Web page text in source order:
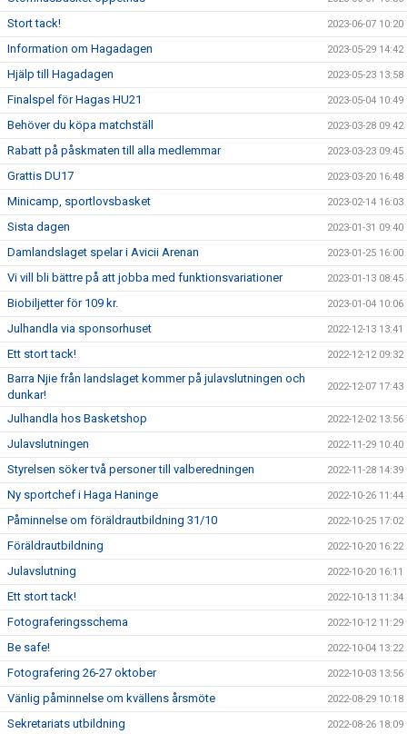
Stort tack! 2023-06-07 10:20
Information om Hagadagen 2023-05-29 14:42
Hjälp till Hagadagen 2023-05-23 13:58
Finalspel för Hagas HU21 2023-05-04 10:49
Behöver du köpa matchställ 2023-03-28 09:42
Rabatt på påskmaten till alla medlemmar 2023-03-23 09:45
Grattis DU17 2023-03-20 16:48
Minicamp, sportlovsbasket 2023-02-14 16:03
Sista dagen 2023-01-31 09:40
Damlandslaget spelar i Avicii Arenan 2023-01-25 16:00
Vi vill bli bättre på att jobba med funktionsvariationer 2023-01-13 08:45
Biobiljetter för 109 kr. 2023-01-04 10:06
Julhandla via sponsorhuset 2022-12-13 13:41
Ett stort tack! 2022-12-12 09:32
Barra Njie från landslaget kommer på julavslutningen och
dunkar!
2022-12-07 17:43
Julhandla hos Basketshop 2022-12-02 13:56
Julavslutningen 2022-11-29 10:40
Styrelsen söker två personer till valberedningen 2022-11-28 14:39
Ny sportchef i Haga Haninge 2022-10-26 11:44
Påminnelse om föräldrautbildning 31/10 2022-10-25 17:02
Föräldrautbildning 2022-10-20 16:22
Julavslutning 2022-10-20 16:11
Ett stort tack! 2022-10-13 11:34
Fotograferingsschema 2022-10-12 11:29
Be safe! 2022-10-04 13:22
Fotografering 26-27 oktober 2022-10-03 13:56
Vänlig påminnelse om kvällens årsmöte 2022-08-29 10:18
Sekretariats utbildning 2022-08-26 18:09